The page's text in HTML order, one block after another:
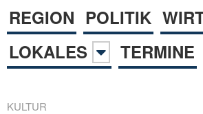
REGION POLITIK
LOKALES
TERMINE
KULTUR